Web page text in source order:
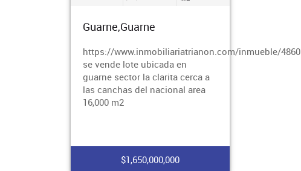
Guarne,Guarne
https://www.inmobiliariatrianon.com/inmueble/4860
se vende lote ubicada en
guarne sector la clarita cerca a
las canchas del nacional area
16,000 m2
$1,650,000,000